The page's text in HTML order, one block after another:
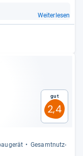
Weiterlesen
Gut
2,4
Gesamt­nutz­